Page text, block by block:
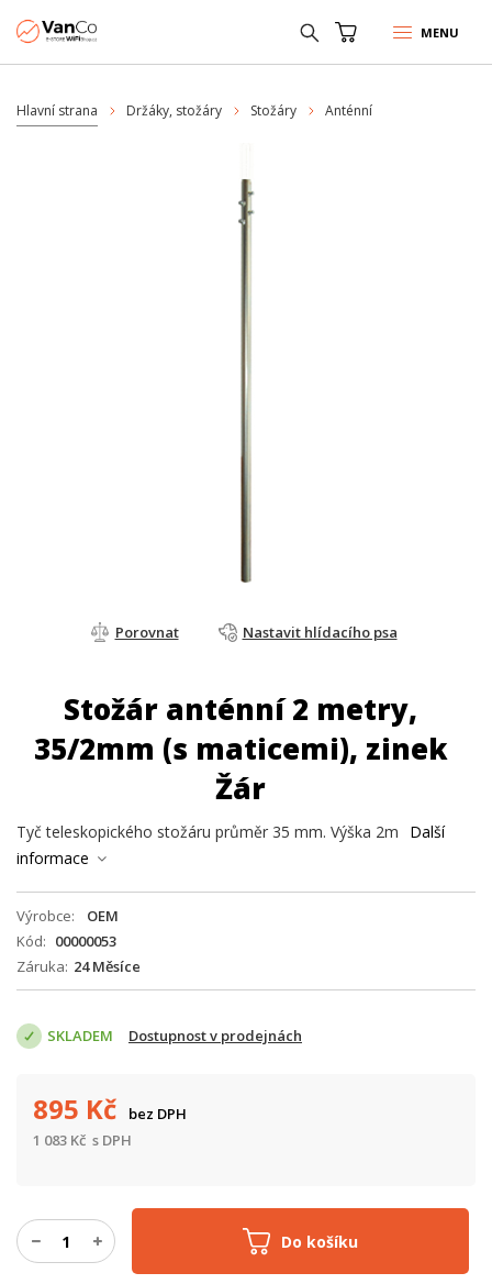
MENU
Hlavní strana Držáky, stožáry Stožáry Anténní
Porovnat Nastavit hlídacího psa
Stožár anténní 2 metry,
35/2mm (s maticemi), zinek
Žár
Tyč teleskopického stožáru průměr 35 mm. Výška 2m
Další
informace
Výrobce
OEM
Kód
00000053
Záruka 24 Měsíce
SKLADEM Dostupnost v prodejnách
Do košíku
895 Kč
bez DPH
1 083 Kč s DPH